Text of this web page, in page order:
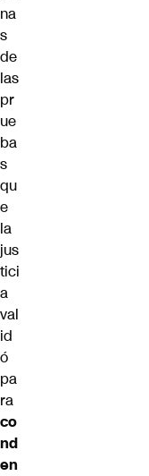
na
s
de
las
pr
ue
ba
s
qu
e
la
jus
tici
a
val
id
ó
pa
ra
co
nd
en